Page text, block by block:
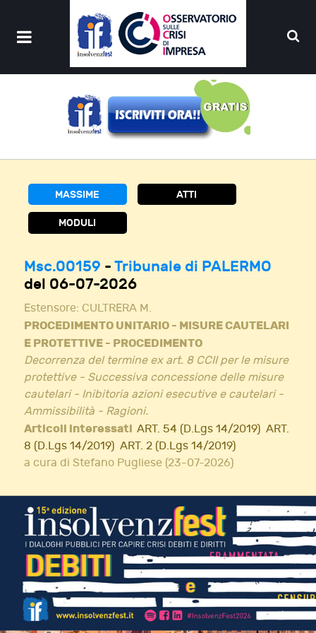
MASSIME ATTI
MODULI
Msc.00159 - Tribunale di PALERMO
del 06-07-2026
Estensore: CULTRERA M.
PROCEDIMENTO UNITARIO - MISURE CAUTELARI
E PROTETTIVE - PROCEDIMENTO
Decorrenza del termine ex art. 8 CCII per le misure
protettive - Successiva concessione delle misure
cautelari - Inibitoria azioni esecutive e cautelari -
Ammissibilità - Ragioni.
Articoli interessati ART. 54 (D.Lgs 14/2019) ART.
8 (D.Lgs 14/2019) ART. 2 (D.Lgs 14/2019)
a cura di Stefano Pugliese (23-07-2026)